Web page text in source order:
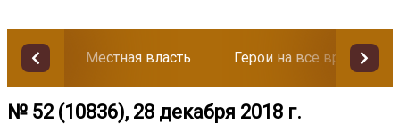
Местная власть Герои на все времена
№ 52 (10836), 28 декабря 2018 г.